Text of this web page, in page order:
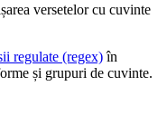
versetelor cu cuvinte
regulate (regex)în
și grupuri de cuvinte.